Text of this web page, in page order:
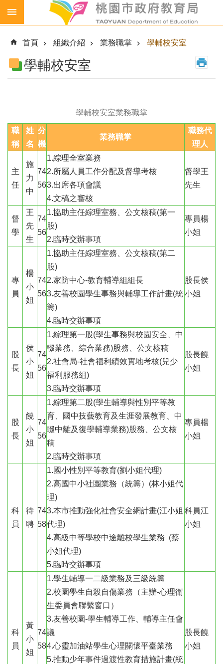
跳到主要內容區塊
生
鮮
乳
午
餐
級
學
校
兒
園
資
源
階
組
紹
公
務
資
訊
區
人
首頁 組織介紹 業務職掌 學輔校安室
學輔校安室
學輔校安室業務職掌
職
稱
姓
名
分
機
業務職掌
職務代
理人
主
任
施
力
中
74
56
1.綜理全室業務
2.所屬人員工作分配及督導考核
3.出席各項會議
4.文稿之審核
督學王
先生
督
學
王
先
生
74
56
1.協助主任綜理室務、公文核稿(第一
股)
2.臨時交辦事項
專員楊
小姐
專
員
楊
小
姐
74
56
1.協助主任綜理室務、公文核稿(第二
股)
2.家防中心-教育輔導組組長
3.友善校園學生事務與輔導工作計畫(統
籌)
4.臨時交辦事項
股長侯
小姐
股
長
侯
小
姐
74
56
1.綜理第一股(學生事務與校園安全、中
輟業務、綜合業務)股務、公文核稿
2.社會局-社會福利績效實地考核(兒少
福利服務組)
3.臨時交辦事項
股長饒
小姐
股
長
饒
小
姐
74
56
1.綜理第二股(學生輔導與性別平等教
育、國中技藝教育及生涯發展教育、中
輟中離及復學輔導業務)股務、公文核
稿
2.臨時交辦事項
專員楊
小姐
科
員
待
聘
74
58
1.國小性別平等教育(劉小姐代理)
2.高國中小社團業務（統籌）(林小姐代
理)
3.本市推動強化社會安全網計畫(江小姐
代理)
4.高級中等學校中途離校學生業務 (蔡
小姐代理)
5.臨時交辦事項
科員江
小姐
科
員
黃
小
姐
74
58
1.學生輔導一二級業務及三級統籌
2.校園學生自殺自傷業務（主辦-心理衛
生委員會聯繫窗口）
3.友善校園-學生輔導工作、輔導主任會
議
4.心靈加油站學生心理關懷平臺業務
5.推動少年事件過渡性教育措施計畫(統
股長饒
小姐